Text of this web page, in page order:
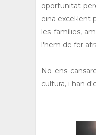
oportunitat
eina
les famílies,
l'hem de fer
No ens
cultura, i han